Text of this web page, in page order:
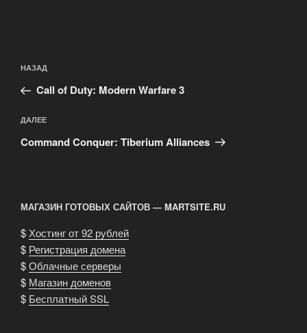
по
записям
Предыдущая
запись:
НАЗАД
Call of Duty: Modern Warfare 3
Следующая
запись
ДАЛЕЕ
Command Conquer: Tiberium Alliances
МАГАЗИН ГОТОВЫХ САЙТОВ — MARTSITE.RU
$Хостинг от 92 рублей
$ Регистрация домена
$Облачные серверы
$ Магазин доменов
$ Бесплатный SSL